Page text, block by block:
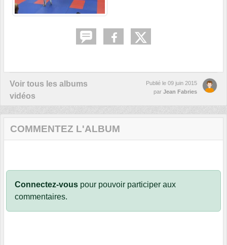
Voir tous les albums
vidéos
Publié le 09 juin 2015
par Jean Fabries
COMMENTEZ L'ALBUM
Connectez-vous pour pouvoir participer aux
commentaires.